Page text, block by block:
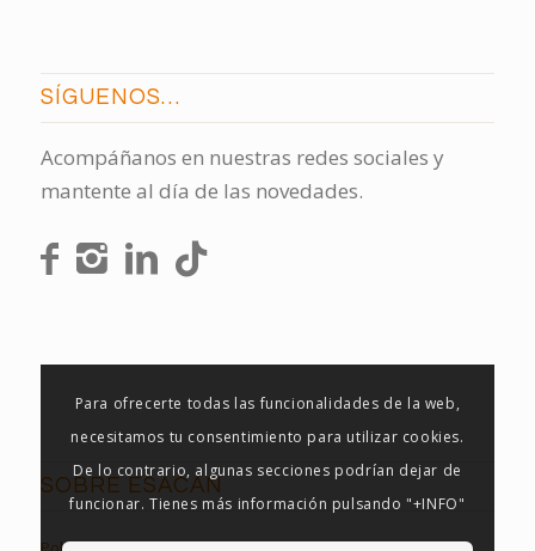
SÍGUENOS…
Acompáñanos en nuestras redes sociales y
mantente al día de las novedades.
SOBRE ESACAN
Para ofrecerte todas las funcionalidades de la web,
necesitamos tu consentimiento para utilizar cookies.
De lo contrario, algunas secciones podrían dejar de
funcionar. Tienes más información pulsando "+INFO"